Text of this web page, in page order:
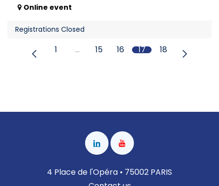
Online event
Registrations Closed
1 … 15 16 17 18
4 Place de l'Opéra • 75002 PARIS